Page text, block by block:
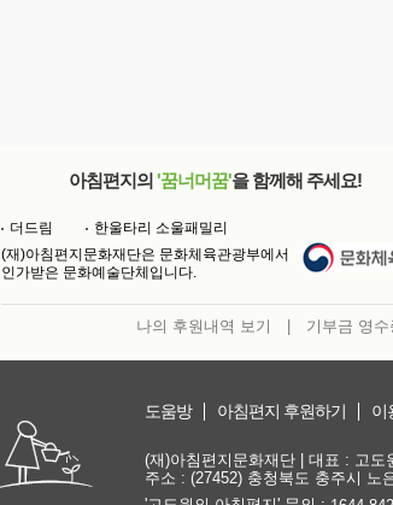
아침편지의 '꿈너머꿈'을 함께해 주세요!
더드림
한울타리 소울패밀리
(재)아침편지문화재단은 문화체육관광부에서
인가받은 문화예술단체입니다.
나의 후원내역 보기 기부금 영수
도움방 아침편지 후원하기 이
(재)아침편지문화재단 | 대표 : 고도
주소 : (27452) 충청북도 충주시 노